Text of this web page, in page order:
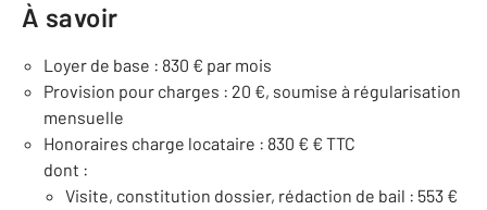
À savoir
Loyer de base : 830 € par mois
Provision pour charges : 20 €, soumise à régularisation
mensuelle
Honoraires charge locataire : 830 € € TTC
dont :
Visite, constitution dossier, rédaction de bail : 553 €